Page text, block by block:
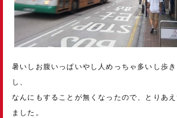
暑いしお腹いっぱいやし人めっちゃ多いし歩
し、
なんにもすることが無くなったので、とりあ
ました。